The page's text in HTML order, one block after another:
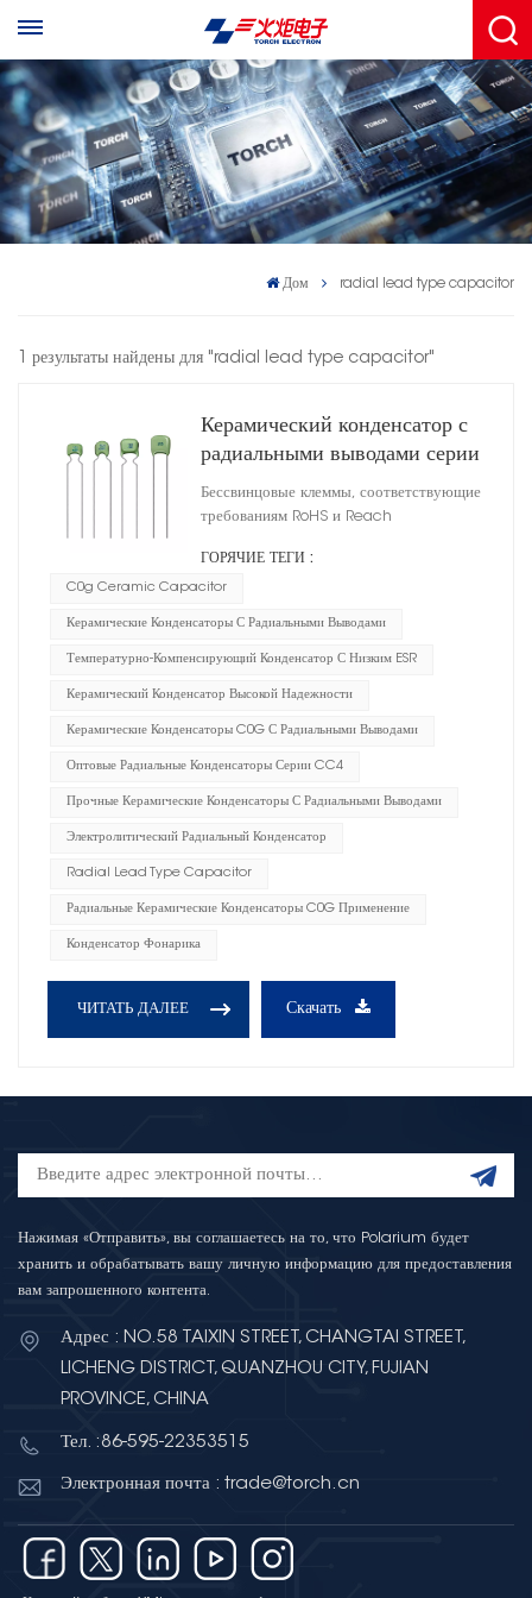
Дом radial lead type capacitor
1 результаты найдены для "radial lead type capacitor"
Керамический конденсатор с
радиальными выводами серии
CC4 C0G
Бессвинцовые клеммы, соответствующие
требованиям RoHS и Reach
ГОРЯЧИЕ ТЕГИ :
C0g Ceramic Capacitor
Керамические Конденсаторы С Радиальными Выводами
Температурно-Компенсирующий Конденсатор С Низким ESR
Керамический Конденсатор Высокой Надежности
Керамические Конденсаторы C0G С Радиальными Выводами
Оптовые Радиальные Конденсаторы Серии CC4
Прочные Керамические Конденсаторы С Радиальными Выводами
Электролитический Радиальный Конденсатор
Radial Lead Type Capacitor
Радиальные Керамические Конденсаторы C0G Применение
Конденсатор Фонарика
ЧИТАТЬ ДАЛЕЕ Скачать
Нажимая «Отправить», вы соглашаетесь на то, что Polarium будет
хранить и обрабатывать вашу личную информацию для предоставления
вам запрошенного контента.
Адрес : NO.58 TAIXIN STREET, CHANGTAI STREET,
LICHENG DISTRICT, QUANZHOU CITY, FUJIAN
PROVINCE, CHINA
Тел. :86-595-22353515
Электронная почта : trade@torch.cn